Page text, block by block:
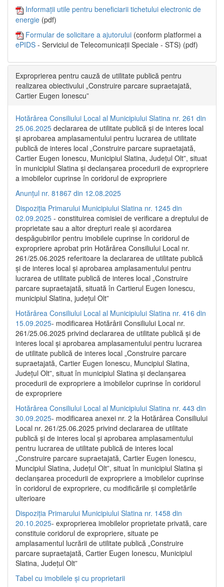
Informații utile pentru beneficiarii tichetului electronic de
energie (pdf)
Formular de solicitare a ajutorului (conform platformei a
ePIDS - Serviciul de Telecomunicații Speciale - STS) (pdf)
Exproprierea pentru cauză de utilitate publică pentru
realizarea obiectivului „Construire parcare supraetajată,
Cartier Eugen Ionescu”
Hotărârea Consiliului Local al Municipiului Slatina nr. 261 din
25.06.2025 declararea de utilitate publică și de interes local
și aprobarea amplasamentului pentru lucrarea de utilitate
publică de interes local „Construire parcare supraetajată,
Cartier Eugen Ionescu, Municipiul Slatina, Județul Olt”, situat
în municipiul Slatina și declanșarea procedurii de expropriere
a imobilelor cuprinse în coridorul de expropriere
Anunțul nr. 81867 din 12.08.2025
Dispoziția Primarului Municipiului Slatina nr. 1245 din
02.09.2025 - constituirea comisiei de verificare a dreptului de
proprietate sau a altor drepturi reale și acordarea
despăgubirilor pentru imobilele cuprinse în coridorul de
expropriere aprobat prin Hotărârea Consiliului Local nr.
261/25.06.2025 referitoare la declararea de utilitate publică
și de interes local și aprobarea amplasamentului pentru
lucrarea de utilitate publică de interes local „Construire
parcare supraetajată, situată în Cartierul Eugen Ionescu,
municipiul Slatina, județul Olt”
Hotărârea Consiliului Local al Municipiului Slatina nr. 416 din
15.09.2025- modificarea Hotărârii Consiliului Local nr.
261/25.06.2025 privind declararea de utilitate publică și de
interes local și aprobarea amplasamentului pentru lucrarea
de utilitate publică de interes local „Construire parcare
supraetajată, Cartier Eugen Ionescu, Muncipiul Slatina,
Județul Olt”, situat în municipiul Slatina și declanșarea
procedurii de expropriere a imobilelor cuprinse în coridorul
de expropriere
Hotărârea Consiliului Local al Municipiului Slatina nr. 443 din
30.09.2025- modificarea anexei nr. 2 la Hotărârea Consiliului
Local nr. 261/25.06.2025 privind declararea de utilitate
publică şi de interes local şi aprobarea amplasamentului
pentru lucrarea de utilitate publică de interes local
„Construire parcare supraetajată, Cartier Eugen Ionescu,
Muncipiul Slatina, Judeţul Olt”, situat în municipiul Slatina şi
declanşarea procedurii de expropriere a imobilelor cuprinse
în coridorul de expropriere, cu modificările şi completările
ulterioare
Dispoziția Primarului Municipiului Slatina nr. 1458 din
20.10.2025- exproprierea imobilelor proprietate privată, care
constituie coridorul de expropriere, situate pe
amplasamentul lucrării de utilitate publică „Construire
parcare supraetajată, Cartier Eugen Ionescu, Municipiul
Slatina, Județul Olt”
Tabel cu imobilele și cu proprietarii